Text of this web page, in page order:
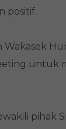
positif.
untuk
pihak